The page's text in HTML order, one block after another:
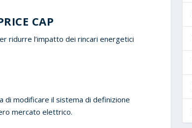
CAP
ridurre l’impatto dei rincari energetici
di modificare il sistema di definizione
mercato elettrico.